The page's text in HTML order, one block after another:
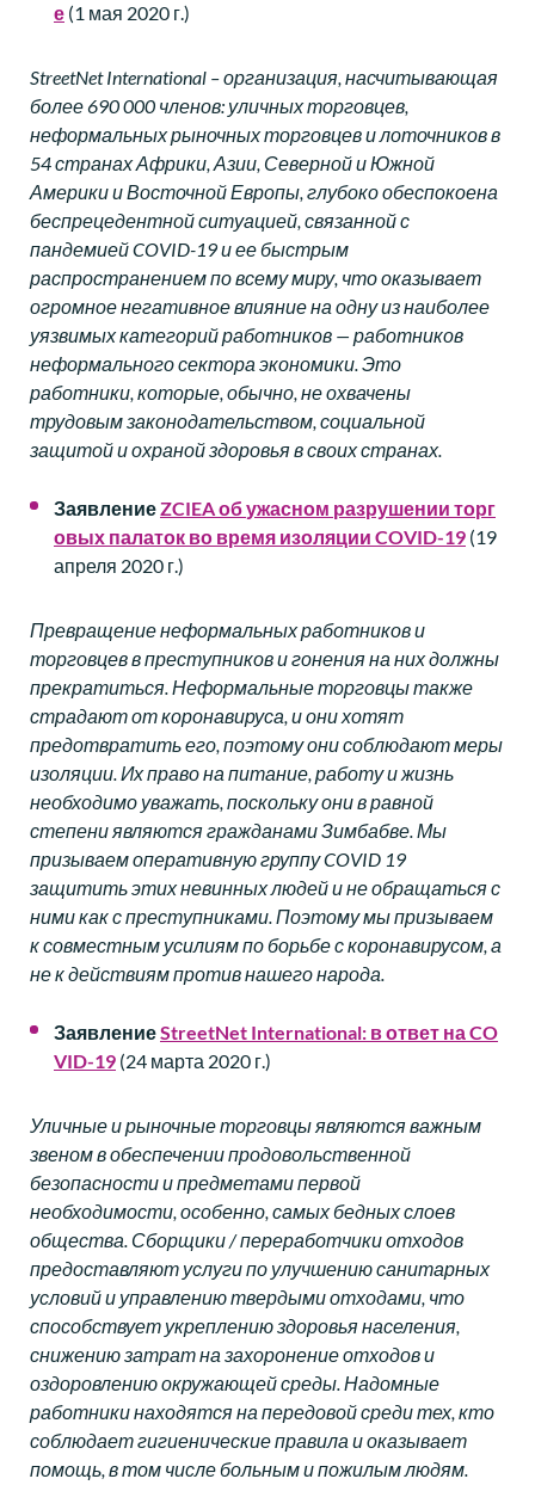
е (1 мая 2020 г.)
StreetNet International – организация, насчитывающая
более 690 000 членов: уличных торговцев,
неформальных рыночных торговцев и лоточников в
54 странах Африки, Азии, Северной и Южной
Америки и Восточной Европы, глубоко обеспокоена
беспрецедентной ситуацией, связанной с
пандемией COVID-19 и ее быстрым
распространением по всему миру, что оказывает
огромное негативное влияние на одну из наиболее
уязвимых категорий работников — работников
неформального сектора экономики. Это
работники, которые, обычно, не охвачены
трудовым законодательством, социальной
защитой и охраной здоровья в своих странах.
ЗаявлениеZCIEAобужасном разрушении торг
овых палаток во время изоляции COVID-19 (19
апреля 2020 г.)
Превращение неформальных работников и
торговцев в преступников и гонения на них должны
прекратиться. Неформальные торговцы также
страдают от коронавируса, и они хотят
предотвратить его, поэтому они соблюдают меры
изоляции. Их право на питание, работу и жизнь
необходимо уважать, поскольку они в равной
степени являются гражданами Зимбабве. Мы
призываем оперативную группу COVID 19
защитить этих невинных людей и не обращаться с
ними как с преступниками. Поэтому мы призываем
к совместным усилиям по борьбе с коронавирусом, а
не к действиям против нашего народа.
ЗаявлениеStreetNet International: в ответ наCO
VID-19 (24 марта 2020 г.)
Уличные и рыночные торговцы являются важным
звеном в обеспечении продовольственной
безопасности и предметами первой
необходимости, особенно, самых бедных слоев
общества. Сборщики / переработчики отходов
предоставляют услуги по улучшению санитарных
условий и управлению твердыми отходами, что
способствует укреплению здоровья населения,
снижению затрат на захоронение отходов и
оздоровлению окружающей среды. Надомные
работники находятся на передовой среди тех, кто
соблюдает гигиенические правила и оказывает
помощь, в том числе больным и пожилым людям.